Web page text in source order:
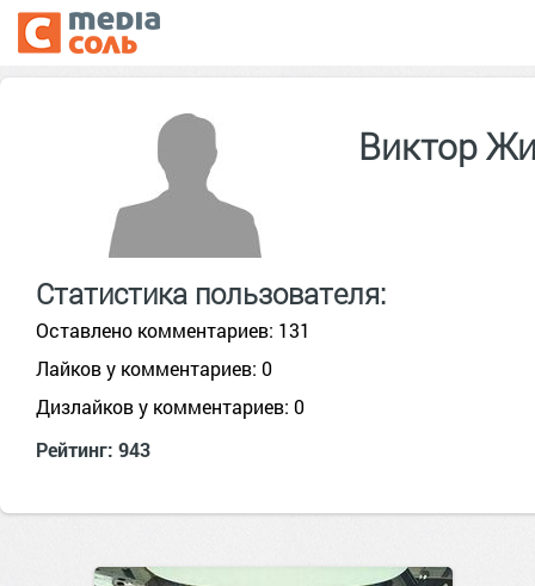
Виктор
Статистика пользователя:
Оставлено комментариев: 131
Лайков у комментариев: 0
Дизлайков у комментариев: 0
Рейтинг: 943